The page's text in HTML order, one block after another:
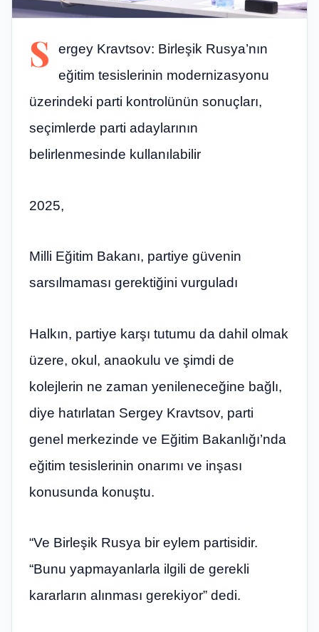
S
ergey Kravtsov: Birleşik Rusya’nın
eğitim tesislerinin modernizasyonu
üzerindeki parti kontrolünün sonuçları,
seçimlerde parti adaylarının
belirlenmesinde kullanılabilir
2025,
Milli Eğitim Bakanı, partiye güvenin
sarsılmaması gerektiğini vurguladı
Halkın, partiye karşı tutumu da dahil olmak
üzere, okul, anaokulu ve şimdi de
kolejlerin ne zaman yenileneceğine bağlı,
diye hatırlatan Sergey Kravtsov, parti
genel merkezinde ve Eğitim Bakanlığı’nda
eğitim tesislerinin onarımı ve inşası
konusunda konuştu.
“Ve Birleşik Rusya bir eylem partisidir.
“Bunu yapmayanlarla ilgili de gerekli
kararların alınması gerekiyor” dedi.